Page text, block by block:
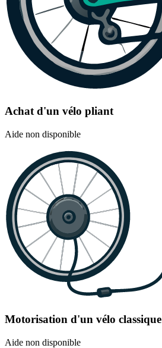
Achat d'un vélo pliant
Aide non disponible
Motorisation d'un vélo classique
Aide non disponible